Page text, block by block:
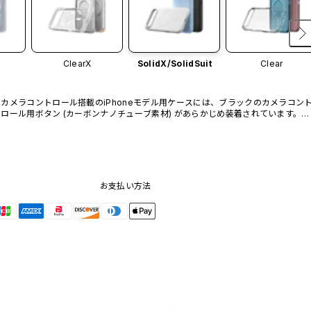
ClearX SolidX/SolidSuit Clear
カメラコントロール搭載のiPhoneモデル用ケースには、ブラックのカメラコン
ロール用ボタン (カーボンナノチューブ素材) があらかじめ装着されています。他
お支払い方法